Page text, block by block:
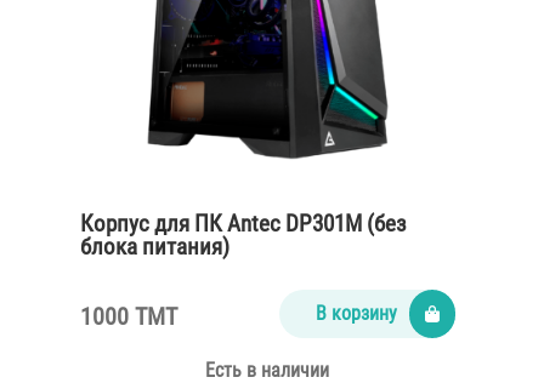
Корпус для ПК Antec DP301M (без
блока питания)
1000 TMT В корзину
Есть в наличии